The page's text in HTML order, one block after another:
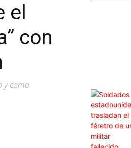
el
con
y como
Email